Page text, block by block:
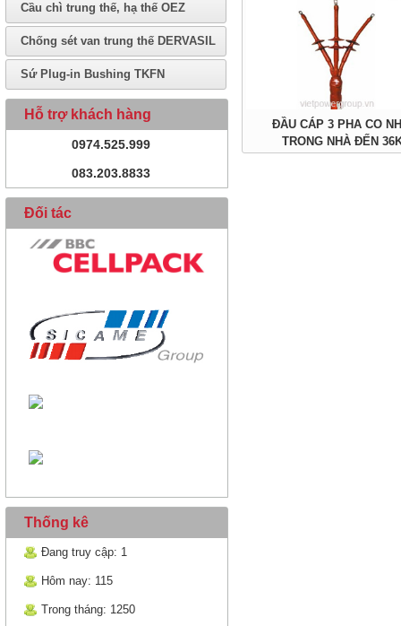
Cầu chì trung thế, hạ thế OEZ
Chống sét van trung thế DERVASIL
Sứ Plug-in Bushing TKFN
Hỗ trợ khách hàng
0974.525.999
083.203.8833
Đối tác
Thống kê
Đang truy cập: 1
Hôm nay: 115
Trong tháng: 1250
ĐẦU CÁP 3 PHA CO
TRONG NHÀ ĐẾN